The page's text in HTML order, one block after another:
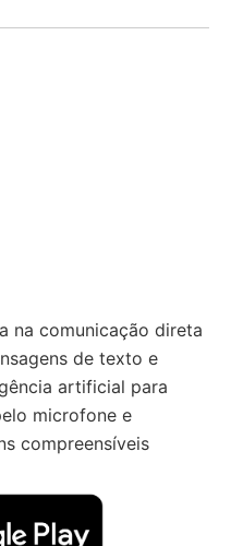
na comunicação direta
de texto e
artificial para
microfone e
compreensíveis